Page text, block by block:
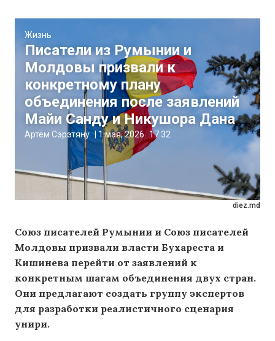
diez.md
Жизнь
Писатели из Румынии и
Молдовы призвали к
конкретному плану
объединения после заявлений
Майи Санду и Никушора Дана
Артём Сэрэтяну 1 мая, 2026 17:32
Союз писателей Румынии и Союз писателей
Молдовы призвали власти Бухареста и
Кишинева перейти от заявлений к
конкретным шагам объединения двух стран.
Они предлагают создать группу экспертов
для разработки реалистичного сценария
унири.